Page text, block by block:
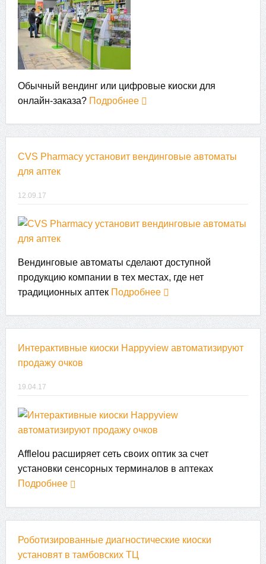
Обычный вендинг или цифровые киоски для
онлайн-заказа? Подробнее
CVS Pharmacy установит вендинговые автоматы
для аптек
12.09.17
Вендинговые автоматы сделают доступной
продукцию компании в тех местах, где нет
традиционных аптек Подробнее
Интерактивные киоски Happyview автоматизируют
продажу очков
19.04.17
Afflelou расширяет сеть своих оптик за счет
установки сенсорных терминалов в аптеках
Подробнее
Роботизированные диагностические киоски
установят в тамбовских ТЦ